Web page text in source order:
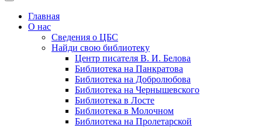
Главная
О нас
Сведения о ЦБС
Найди свою библиотеку
Центр писателя В. И. Белова
Библиотека на Панкратова
Библиотека на Добролюбова
Библиотека на Чернышевского
Библиотека в Лосте
Библиотека в Молочном
Библиотека на Пролетарской